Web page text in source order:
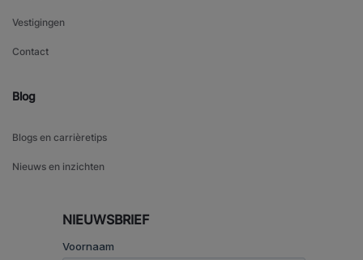
Vestigingen
Contact
Blog
Blogs en carrièretips
Nieuws en inzichten
NIEUWSBRIEF